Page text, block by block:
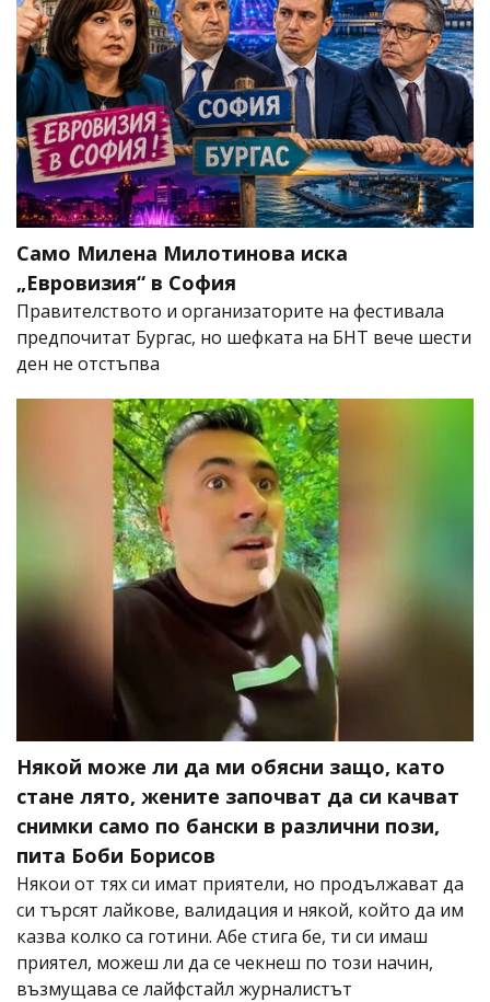
Само Милена Милотинова иска
„Евровизия“ в София
Правителството и организаторите на фестивала
предпочитат Бургас, но шефката на БНТ вече шести
ден не отстъпва
Някой може ли да ми обясни защо, като
стане лято, жените започват да си качват
снимки само по бански в различни пози,
пита Боби Борисов
Някои от тях си имат приятели, но продължават да
си търсят лайкове, валидация и някой, който да им
казва колко са готини. Абе стига бе, ти си имаш
приятел, можеш ли да се чекнеш по този начин,
възмущава се лайфстайл журналистът